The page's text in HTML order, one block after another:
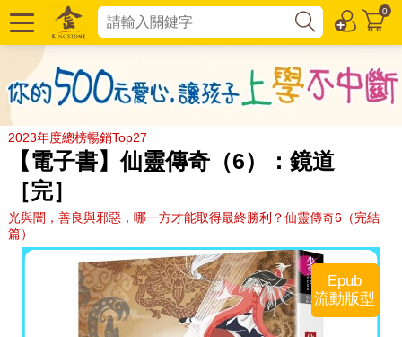
0
2023年度總榜暢銷Top27
【電子書】仙靈傳奇（6）：鏡道
［完］
光與闇，善良與邪惡，哪一方才能取得最終勝利？仙靈傳奇6（完結
篇）
Epub
流動版型